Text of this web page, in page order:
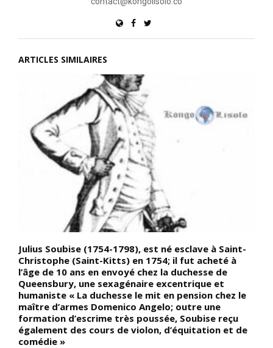
ARTICLES SIMILAIRES
Julius Soubise (1754-1798), est né esclave à Saint-
Christophe (Saint-Kitts) en 1754; il fut acheté à
l’âge de 10 ans en envoyé chez la duchesse de
Queensbury, une sexagénaire excentrique et
humaniste « La duchesse le mit en pension chez le
maître d’armes Domenico Angelo; outre une
formation d’escrime très poussée, Soubise reçu
également des cours de violon, d’équitation et de
comédie »